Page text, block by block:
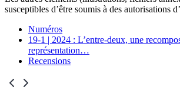
susceptibles d’être soumis à des autorisations
Numéros
19-1 | 2024 : L’entre-deux, une
représentation…
Recensions